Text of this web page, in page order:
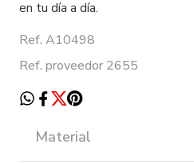
en tu día a día.
Ref. A10498
Ref. proveedor 2655
Material